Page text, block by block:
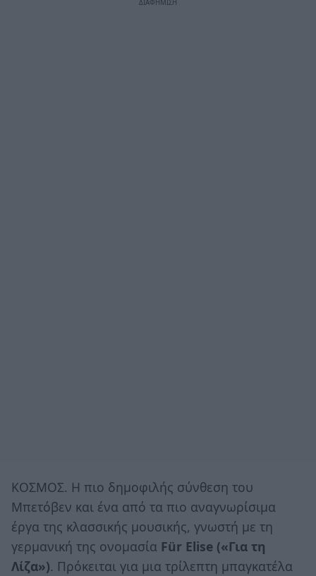
ΚΟΣΜΟΣ. Η πιο δημοφιλής σύνθεση του
Μπετόβεν και ένα από τα πιο αναγνωρίσιμα
έργα της κλασσικής μουσικής, γνωστή με τη
γερμανική της ονομασία Für Elise («Για τη
Λίζα»). Πρόκειται για μια τρίλεπτη μπαγκατέλα